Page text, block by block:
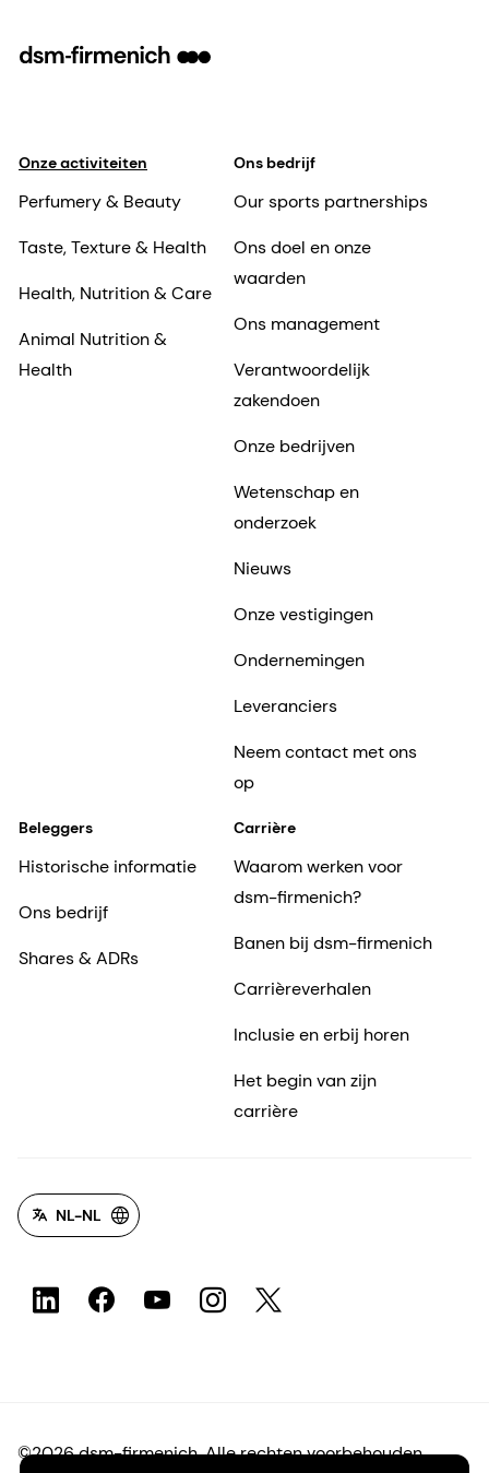
Onze activiteiten
Perfumery & Beauty
Taste, Texture & Health
Health, Nutrition & Care
Animal Nutrition &
Health
Ons bedrijf
Our sports partnerships
Ons doel en onze
waarden
Ons management
Verantwoordelijk
zakendoen
Onze bedrijven
Wetenschap en
onderzoek
Nieuws
Onze vestigingen
Ondernemingen
Leveranciers
Neem contact met ons
op
Beleggers
Historische informatie
Ons bedrijf
Shares & ADRs
Carrière
Waarom werken voor
dsm-firmenich?
Banen bij dsm-firmenich
Carrièreverhalen
Inclusie en erbij horen
Het begin van zijn
carrière
NL-NL
©2026 dsm-firmenich. Alle rechten voorbehouden.